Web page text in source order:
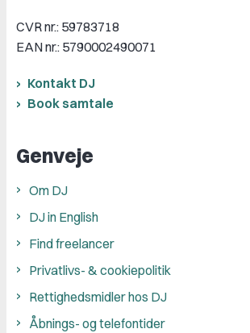
CVR nr.: 59783718
EAN nr.: 5790002490071
Kontakt DJ
Book samtale
Genveje
Om DJ
DJ in English
Find freelancer
Privatlivs- & cookiepolitik
Rettighedsmidler hos DJ
Åbnings- og telefontider